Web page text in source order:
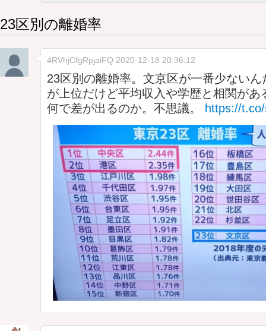
23区別の離婚率
4RVhjCfgRpjaiFQ 2020-12-18 20:36:12
23区別の離婚率。文京区が一番少ない
が上位だけど平均収入や学歴と相関があ
何で差が出るのか。不思議。 https://